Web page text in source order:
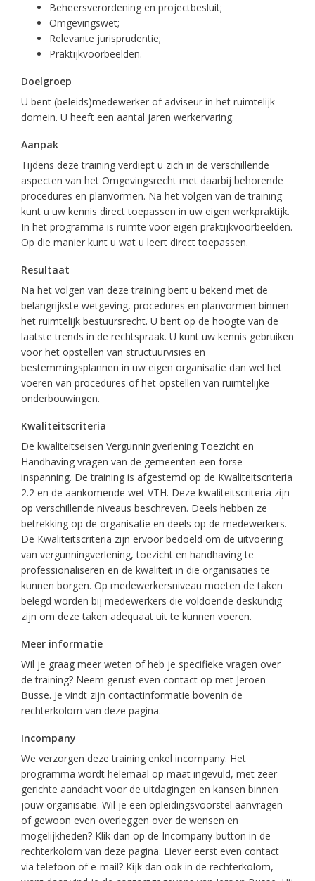
Beheersverordening en projectbesluit;
Omgevingswet;
Relevante jurisprudentie;
Praktijkvoorbeelden.
Doelgroep
U bent (beleids)medewerker of adviseur in het ruimtelijk
domein. U heeft een aantal jaren werkervaring.
Aanpak
Tijdens deze training verdiept u zich in de verschillende
aspecten van het Omgevingsrecht met daarbij behorende
procedures en planvormen. Na het volgen van de training
kunt u uw kennis direct toepassen in uw eigen werkpraktijk.
In het programma is ruimte voor eigen praktijkvoorbeelden.
Op die manier kunt u wat u leert direct toepassen.
Resultaat
Na het volgen van deze training bent u bekend met de
belangrijkste wetgeving, procedures en planvormen binnen
het ruimtelijk bestuursrecht. U bent op de hoogte van de
laatste trends in de rechtspraak. U kunt uw kennis gebruiken
voor het opstellen van structuurvisies en
bestemmingsplannen in uw eigen organisatie dan wel het
voeren van procedures of het opstellen van ruimtelijke
onderbouwingen.
Kwaliteitscriteria
De kwaliteitseisen Vergunningverlening Toezicht en
Handhaving vragen van de gemeenten een forse
inspanning. De training is afgestemd op de Kwaliteitscriteria
2.2 en de aankomende wet VTH. Deze kwaliteitscriteria zijn
op verschillende niveaus beschreven. Deels hebben ze
betrekking op de organisatie en deels op de medewerkers.
De Kwaliteitscriteria zijn ervoor bedoeld om de uitvoering
van vergunningverlening, toezicht en handhaving te
professionaliseren en de kwaliteit in die organisaties te
kunnen borgen. Op medewerkersniveau moeten de taken
belegd worden bij medewerkers die voldoende deskundig
zijn om deze taken adequaat uit te kunnen voeren.
Meer informatie
Wil je graag meer weten of heb je specifieke vragen over
de training? Neem gerust even contact op met Jeroen
Busse. Je vindt zijn contactinformatie bovenin de
rechterkolom van deze pagina.
Incompany
We verzorgen deze training enkel incompany. Het
programma wordt helemaal op maat ingevuld, met zeer
gerichte aandacht voor de uitdagingen en kansen binnen
jouw organisatie. Wil je een opleidingsvoorstel aanvragen
of gewoon even overleggen over de wensen en
mogelijkheden? Klik dan op de Incompany-button in de
rechterkolom van deze pagina. Liever eerst even contact
via telefoon of e-mail? Kijk dan ook in de rechterkolom,